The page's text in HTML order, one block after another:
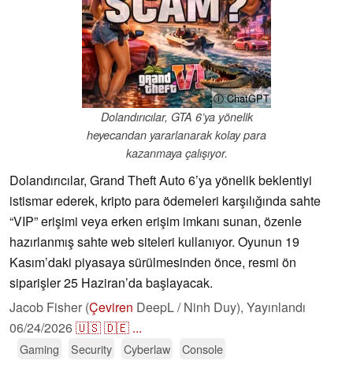
ⓘ ChatGPT
Dolandırıcılar, GTA 6’ya yönelik
heyecandan yararlanarak kolay para
kazanmaya çalışıyor.
Dolandırıcılar, Grand Theft Auto 6’ya yönelik beklentiyi
istismar ederek, kripto para ödemeleri karşılığında sahte
“VIP” erişimi veya erken erişim imkanı sunan, özenle
hazırlanmış sahte web siteleri kullanıyor. Oyunun 19
Kasım’daki piyasaya sürülmesinden önce, resmi ön
siparişler 25 Haziran’da başlayacak.
Jacob Fisher (Çeviren DeepL / Ninh Duy), Yayınlandı
06/24/2026🇺🇸🇩🇪 ...
Gaming Security Cyberlaw Console